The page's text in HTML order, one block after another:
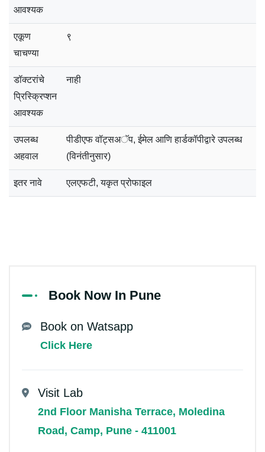
आवश्यक
एकूण
चाचण्या
९
डॉक्टरांचे
प्रिस्क्रिप्शन
आवश्यक
नाही
उपलब्ध
अहवाल
पीडीएफ वॉट्सअॅप, ईमेल आणि हार्डकॉपीद्वारे उपलब्ध
(विनंतीनुसार)
इतर नावे एलएफटी, यकृत प्रोफाइल
Book Now In Pune
Book on Watsapp
Click Here
Visit Lab
2nd Floor Manisha Terrace, Moledina
Road, Camp, Pune - 411001